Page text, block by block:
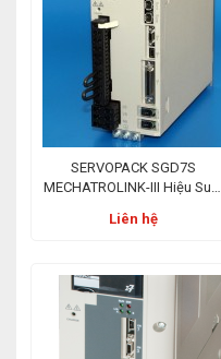
SERVOPACK SGD7S
MECHATROLINK-III Hiệu Suất
Tương Thích
Liên hệ